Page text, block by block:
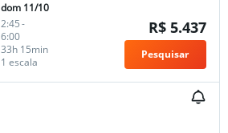
dom 11/10
2:45-
6:00
1 escala
33h 15min
R$ 5.437
Pesquisar